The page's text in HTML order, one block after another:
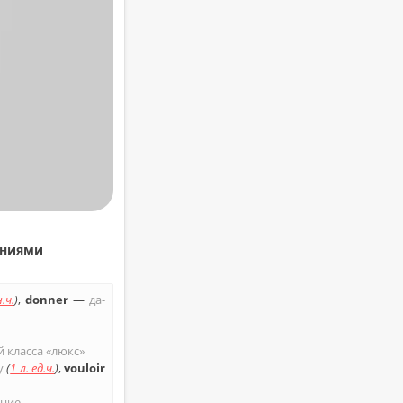
), donner—да­
«люкс»
(1 л. ед.ч.),vouloir